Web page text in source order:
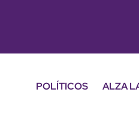
POLÍTICOS ALZA